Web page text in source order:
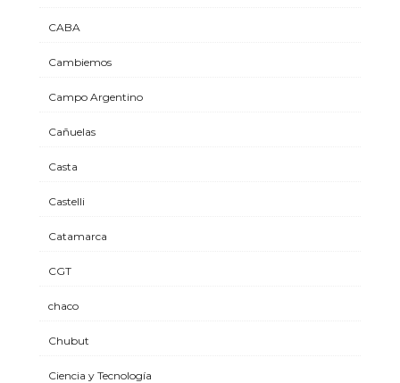
CABA
Cambiemos
Campo Argentino
Cañuelas
Casta
Castelli
Catamarca
CGT
chaco
Chubut
Ciencia y Tecnología